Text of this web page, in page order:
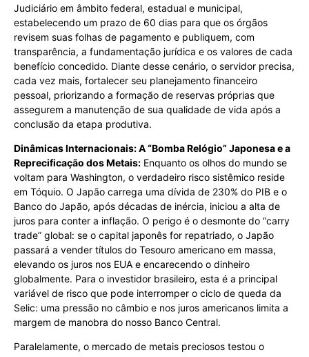
Judiciário em âmbito federal, estadual e municipal,
estabelecendo um prazo de 60 dias para que os órgãos
revisem suas folhas de pagamento e publiquem, com
transparência, a fundamentação jurídica e os valores de cada
benefício concedido. Diante desse cenário, o servidor precisa,
cada vez mais, fortalecer seu planejamento financeiro
pessoal, priorizando a formação de reservas próprias que
assegurem a manutenção de sua qualidade de vida após a
conclusão da etapa produtiva.
Dinâmicas Internacionais: A “Bomba Relógio” Japonesa e a
Reprecificação dos Metais: Enquanto os olhos do mundo se
voltam para Washington, o verdadeiro risco sistêmico reside
em Tóquio. O Japão carrega uma dívida de 230% do PIB e o
Banco do Japão, após décadas de inércia, iniciou a alta de
juros para conter a inflação. O perigo é o desmonte do “carry
trade” global: se o capital japonês for repatriado, o Japão
passará a vender títulos do Tesouro americano em massa,
elevando os juros nos EUA e encarecendo o dinheiro
globalmente. Para o investidor brasileiro, esta é a principal
variável de risco que pode interromper o ciclo de queda da
Selic: uma pressão no câmbio e nos juros americanos limita a
margem de manobra do nosso Banco Central.
Paralelamente, o mercado de metais preciosos testou o